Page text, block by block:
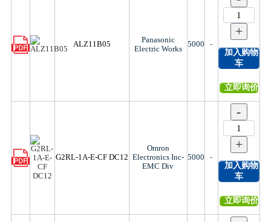
ALZ11B05
Panasonic
Electric Works
5000 -
+
加入购物
车
立即询价
G2RL-1A-E-CF DC12
Omron
Electronics Inc-
EMC Div
5000 -
-
+
加入购物
车
立即询价